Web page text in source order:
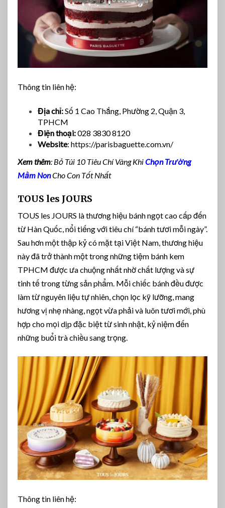
Thông tin liên hệ:
Địa chỉ:Số 1 Cao Thắng, Phường 2, Quận 3,
TPHCM
Điện thoại:028 3830 8120
Website: https://parisbaguette.com.vn/
Xem thêm: Bỏ Túi 10 Tiêu Chí Vàng KhiChọn Trường
Mầm NonCho Con Tốt Nhất
TOUS les JOURS
TOUS les JOURS là thương hiệu bánh ngọt cao cấp đến
từ Hàn Quốc, nổi tiếng với tiêu chí “bánh tươi mỗi ngày”.
Sau hơn một thập kỷ có mặt tại Việt Nam, thương hiệu
này đã trở thành một trong những tiệm bánh kem
TPHCM được ưa chuộng nhất nhờ chất lượng và sự
tinh tế trong từng sản phẩm. Mỗi chiếc bánh đều được
làm từ nguyên liệu tự nhiên, chọn lọc kỹ lưỡng, mang
hương vị nhẹ nhàng, ngọt vừa phải và luôn tươi mới, phù
hợp cho mọi dịp đặc biệt từ sinh nhật, kỷ niệm đến
những buổi trà chiều sang trọng.
Thông tin liên hệ: